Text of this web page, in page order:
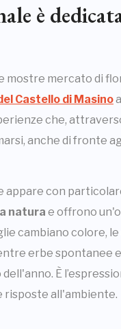
è
mostre mercato di
Castello di Masino
che,
anche di fronte
appare con
natura e offrono
cambiano colore,
erbe spontanee
È
risposte all'ambiente.